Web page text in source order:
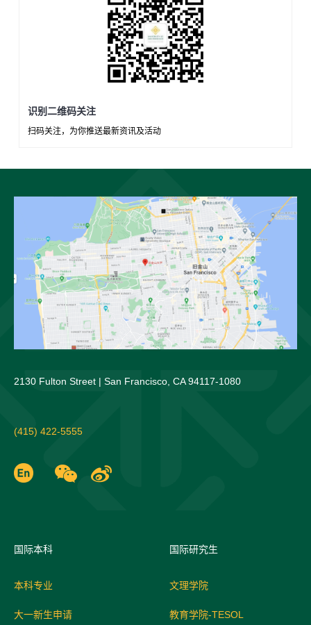
识别二维码关注
扫码关注，为你推送最新资讯及活动
2130 Fulton Street | San Francisco, CA 94117-1080
(415) 422-5555
国际本科
本科专业
大一新生申请
国际研究生
文理学院
教育学院-TESOL